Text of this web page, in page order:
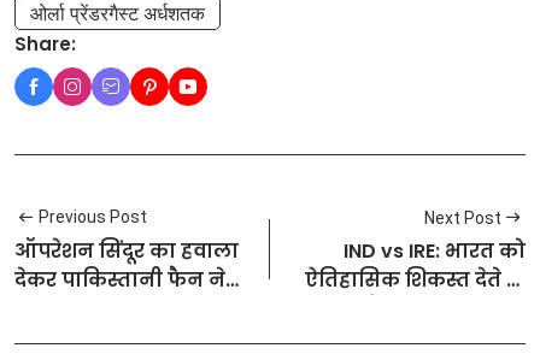
ओर्ला प्रेंडरगैस्ट अर्धशतक
Share:
Previous Post
ऑपरेशन सिंदूर का हवाला
देकर पाकिस्तानी फैन ने
Next Post
IND vs IRE: भारत को
ऐतिहासिक शिकस्त देते ही
चौंकाने वाला इस्तीफा, 30